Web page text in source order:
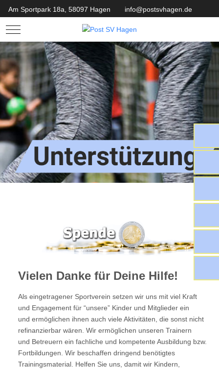
Am Sportpark 18a, 58097 Hagen info@postsvhagen.de
Mobile Menu Toggle
Vielen Danke für Deine Hilfe!
Als eingetragener Sportverein setzen wir uns mit viel Kraft
und Engagement für “unsere” Kinder und Mitglieder ein
und ermöglichen ihnen auch viele Aktivitäten, die sonst nicht
refinanzierbar wären. Wir ermöglichen unseren Trainern
und Betreuern ein fachliche und kompetente Ausbildung bzw.
Fortbildungen. Wir beschaffen dringend benötigtes
Trainingsmaterial. Helfen Sie uns, damit wir Kindern,